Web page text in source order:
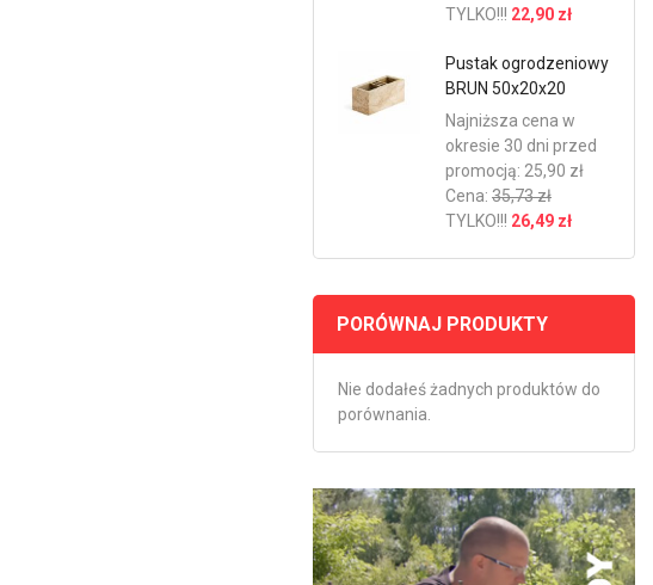
TYLKO!!! 22,90 zł
Pustak ogrodzeniowy
BRUN 50x20x20
Najniższa cena w
okresie 30 dni przed
promocją: 25,90 zł
Cena: 35,73 zł
TYLKO!!! 26,49 zł
PORÓWNAJ PRODUKTY
Nie dodałeś żadnych produktów do
porównania.